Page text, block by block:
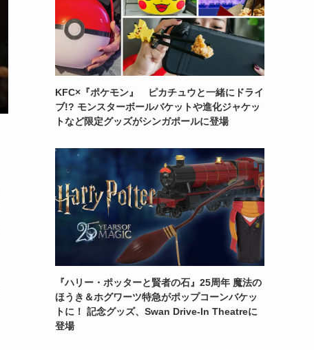
KFC×『ポケモン』 ピカチュウと一緒にドライ
ブ!? モンスターボールバケットや進化ジャケッ
トなど限定グッズがシンガポールに登場
『ハリー・ポッターと賢者の石』25周年 魔法の
ほうき＆ホグワーツ特急がポップコーンバケッ
トに！ 記念グッズ、Swan Drive-In Theatreに
登場